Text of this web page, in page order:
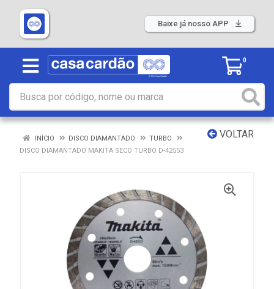
Baixe já nosso APP
0
VOLTAR
INÍCIO DISCO DIAMANTADO
TURBO
DISCO DIAMANTADO MAKITA SECO TURBO D-42553